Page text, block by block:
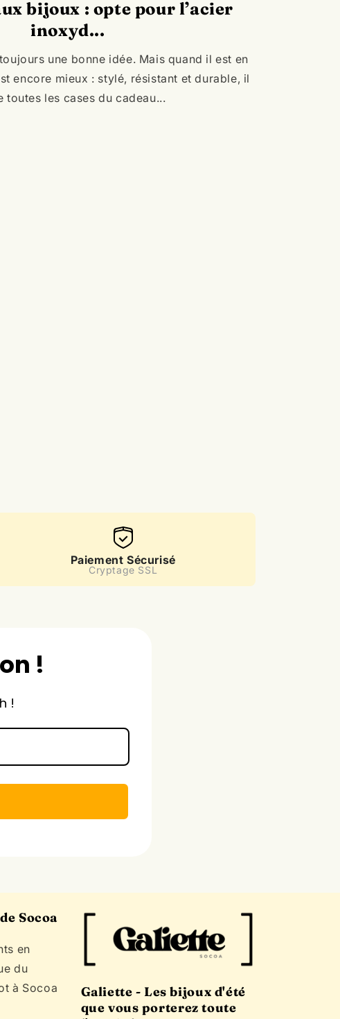
bijoux : opte pour l’acier
inoxyd...
une bonne idée. Mais quand il est en
encore mieux : stylé, résistant et durable, il
toutes les cases du cadeau...
Paiement Sécurisé
Cryptage SSL
!
!
Socoa
en
du
à Socoa
Galiette - Les bijoux d'été
que vous porterez toute